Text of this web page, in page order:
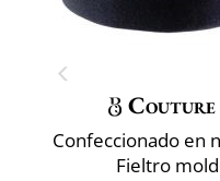
Couture
Confeccionado en
Fieltro